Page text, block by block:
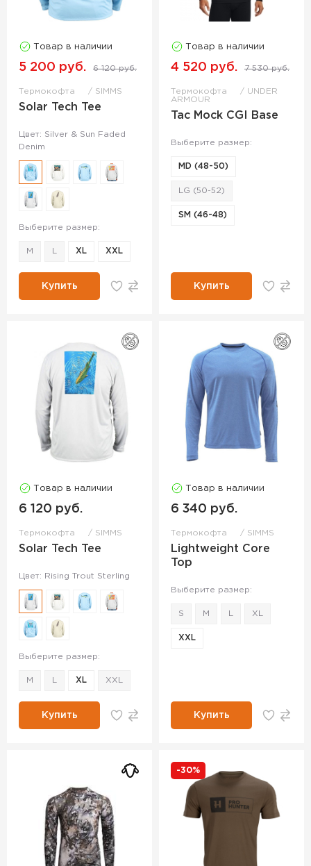
Товар в наличии
5 200 руб. 6 120 руб.
Термокофта SIMMS
Solar Tech Tee
Цвет: Silver & Sun Faded
Denim
Выберите размер:
M XL XXL
Купить
Товар в наличии
4 520 руб. 7 530 руб.
Термокофта
UNDER
ARMOUR
Tac Mock CGI Base
Выберите размер:
MD (48-50)
LG (50-52)
SM (46-48)
Купить
Товар в наличии
6 120 руб.
Термокофта SIMMS
Solar Tech Tee
Цвет: Rising Trout Sterling
Выберите размер:
M XL XXL
Купить
Товар в наличии
6 340 руб.
Термокофта SIMMS
Lightweight Core
Top
Выберите размер:
S M XL
XXL
Купить
-30%